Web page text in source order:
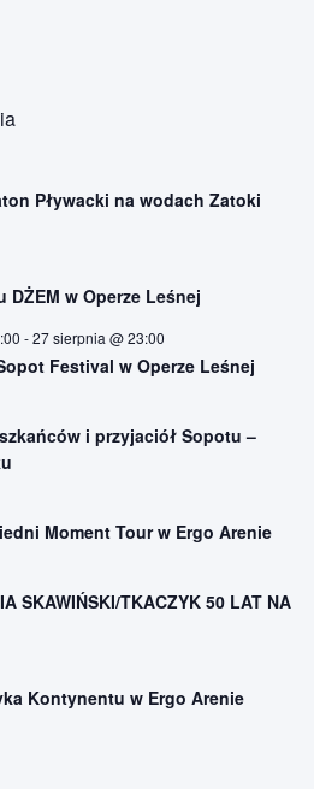
Pływacki na wodach Zatoki
DŻEM w Operze Leśnej
-27 sierpnia @ 23:00
Festival w Operze Leśnej
i przyjaciół Sopotu –
Moment Tour w Ergo Arenie
SKAWIŃSKI/TKACZYK 50 LAT NA
Kontynentu w Ergo Arenie